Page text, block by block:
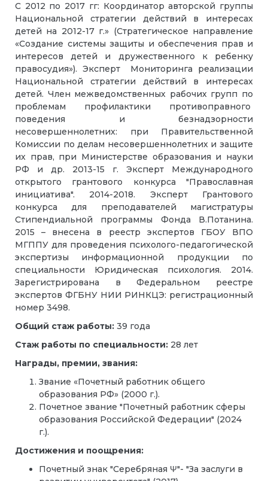
С 2012 по 2017 гг: Координатор авторской группы
Национальной стратегии действий в интересах
детей на 2012-17 г.» (Стратегическое направление
«Создание системы защиты и обеспечения прав и
интересов детей и дружественного к ребенку
правосудия»). Эксперт Мониторинга реализации
Национальной стратегии действий в интересах
детей. Член межведомственных рабочих групп по
проблемам профилактики противоправного
поведения и безнадзорности
несовершеннолетних: при Правительственной
Комиссии по делам несовершеннолетних и защите
их прав, при Министерстве образования и науки
РФ и др. 2013-15 г. Эксперт Международного
открытого грантового конкурса "Православная
инициатива". 2014-2018. Эксперт Грантового
конкурса для преподавателей магистратуры
Стипендиальной программы Фонда В.Потанина.
2015 – внесена в реестр экспертов ГБОУ ВПО
МГППУ для проведения психолого-педагогической
экспертизы информационной продукции по
специальности Юридическая психология. 2014.
Зарегистрирована в Федеральном реестре
экспертов ФГБНУ НИИ РИНКЦЭ: регистрационный
номер 3498.
Общий стаж работы: 39 года
Стаж работы по специальности: 28 лет
Награды, премии, звания:
Звание «Почетный работник общего
образования РФ» (2000 г.).
Почетное звание "Почетный работник сферы
образования Российской Федерации" (2024
г.).
Достижения и поощрения:
Почетный знак "Серебряная Ψ"- "За заслуги в